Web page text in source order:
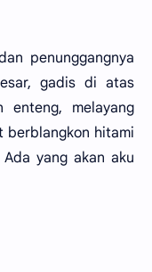
penunggangnya
gadis di atas
enteng, melayang
berblangkon hitami
yang akan aku